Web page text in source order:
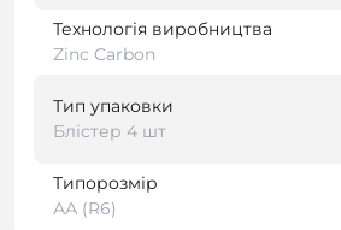
Технологія виробництва
Zinc Carbon
Тип упаковки
Блістер 4 шт
Типорозмір
АА (R6)